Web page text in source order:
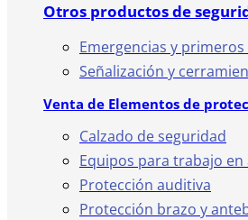
Otros productos de
Emergencias y
Señalización y
Venta de Elementos de
Calzado de seguridad
Equipos para trabajo
Protección auditiva
Protección brazo y